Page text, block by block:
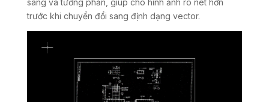
sáng và tương phản, giúp cho hình ảnh rõ nét hơn
trước khi chuyển đổi sang định dạng vector.